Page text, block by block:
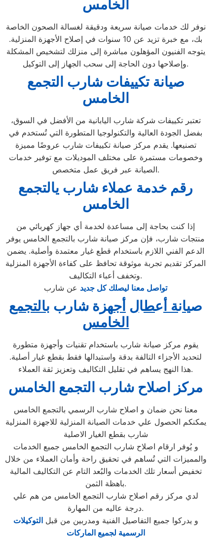
الخامس
نوفر لك خدمات صيانة سريعة ودقيقة لغسالة الصحون الخاصة
بك، مع خبرة تزيد عن 10 سنوات في إصلاح الأجهزة المنزلية.
يتوجه الفنيون المؤهلون مباشرة إلى منزلك لتشخيص المشكلة
وإصلاحها دون الحاجة إلى سحب الجهاز إلى التوكيل.
صيانة تكييفات شارب التجمع
الخامس
تعتبر تكييفات شركة شارب اليابانية من الأفضل في السوق،
بفضل الجودة العالية والتكنولوجيا المتطورة التي تُستخدم في
تصنيعها. يقدم مركز صيانة تكييفات شارب عروضًا مميزة
وخصومات مستمرة على مختلف الموديلات مع توفير خدمات
الصيانة عبر فريق عمل متخصص.
رقم خدمة عملاء شارب يالتجمع
الخامس
إذا كنت بحاجة إلى مساعدة لخدمة أي جهاز كهربائي من
منتجات شارب، فإن مركز صيانة شارب بالتجمع الخامس يوفر
الدعم الفني اللازم باستخدام قطع غيار معتمدة وأصلية. يضمن
المركز تقديم تجربة موثوقة تحافظ على كفاءة الأجهزة المنزلية
وتخفف أعباء التكاليف.
تواصل معنا ليصلك كل جديد عن شارب
صيانة أعطال أجهزة شارب بالتجمع
الخامس
يقوم مركز صيانة شارب باستخدام تقنيات وأجهزة متطورة
لتحديد الأجزاء التالفة بدقة واستبدالها فقط بقطع غيار أصلية.
هذا النهج يساهم في تقليل التكاليف وتعزيز ثقة العملاء.
مركز اصلاح شارب التجمع الخامس
معنا نحن ضمان و اصلاح شارب الرسمي بالتجمع الخامس
يمكنكم الحصول علي خدمات الصيانة المنزلية للاجهزة المنزلية
شارب بقطع الغيار الاصلية
و يُوفر ارقام اصلاح شارب التجمع الخامس جميع الخدمات
والمميزات التي تُساهم في تحقيق راحة وأمان العملاء من خلال
تخفيض أسعار تلك الخدمات والبُعد التام عن التكاليف المالية
باهظة الثمن.
لدي مركز رقم اصلاح شارب التجمع الخامس من هم علي
درجة عاليه من المهارة.
و يدركوا جميع التفاصيل الفنية ومدربين من قبلالتوكيلات
الرسمية لجميع الماركات